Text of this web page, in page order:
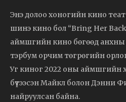
Энэ долоо хоногийн кино
шинэ кино бол “Bring Her
аймшгийн кино бөгөөд анхны
тэрбум орчим төгрөгийн
Уг киног 2022 оны аймшгийн
бүтээсэн Майкл болон Дэнни
найруулсан байна.